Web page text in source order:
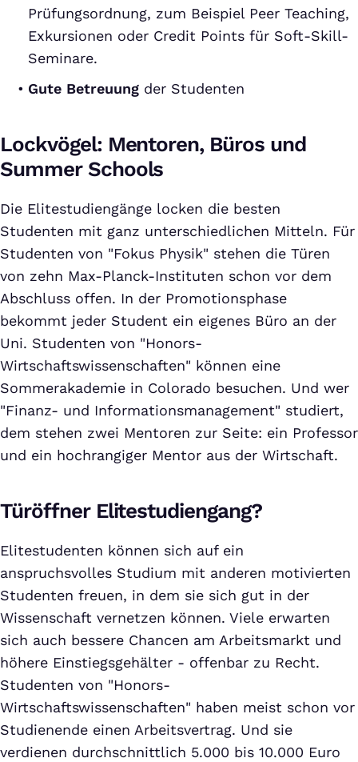
Prüfungsordnung, zum Beispiel Peer Teaching,
Exkursionen oder Credit Points für Soft-Skill-
Seminare.
Gute Betreuung der Studenten
Lockvögel: Mentoren, Büros und
Summer Schools
Die Elitestudiengänge locken die besten
Studenten mit ganz unterschiedlichen Mitteln. Für
Studenten von "Fokus Physik" stehen die Türen
von zehn Max-Planck-Instituten schon vor dem
Abschluss offen. In der Promotionsphase
bekommt jeder Student ein eigenes Büro an der
Uni. Studenten von "Honors-
Wirtschaftswissenschaften" können eine
Sommerakademie in Colorado besuchen. Und wer
"Finanz- und Informationsmanagement" studiert,
dem stehen zwei Mentoren zur Seite: ein Professor
und ein hochrangiger Mentor aus der Wirtschaft.
Türöffner Elitestudiengang?
Elitestudenten können sich auf ein
anspruchsvolles Studium mit anderen motivierten
Studenten freuen, in dem sie sich gut in der
Wissenschaft vernetzen können. Viele erwarten
sich auch bessere Chancen am Arbeitsmarkt und
höhere Einstiegsgehälter - offenbar zu Recht.
Studenten von "Honors-
Wirtschaftswissenschaften" haben meist schon vor
Studienende einen Arbeitsvertrag. Und sie
verdienen durchschnittlich 5.000 bis 10.000 Euro